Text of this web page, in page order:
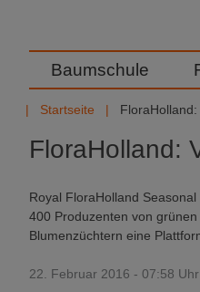
Baumschule
Startseite FloraHolland:
FloraHolland:
Royal FloraHolland
400 Produzenten von
Blumenzüchtern eine
22. Februar 2016 - 07:58 Uhr